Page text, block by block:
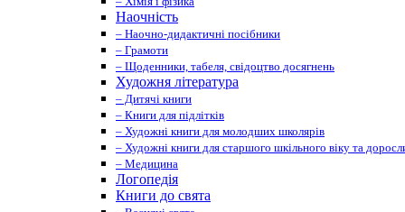
Наочність
– Наочно-дидактичні посібники
– Грамоти
– Щоденники, табеля, свідоцтво досягнень
Художня література
– Дитячі книги
– Книги для підлітків
– Художні книги для молодших школярів
– Художні книги для старшого шкільного віку та
– Медицина
Логопедія
Книги до свята